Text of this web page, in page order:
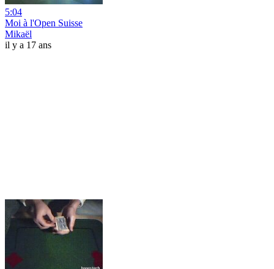
5:04
Moi à l'Open Suisse
Mikaël
il y a 17 ans